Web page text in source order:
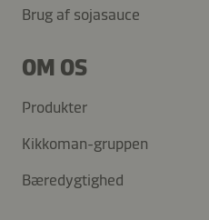
Brug af sojasauce
OM OS
Produkter
Kikkoman-gruppen
Bæredygtighed